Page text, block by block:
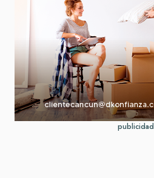
publicidad